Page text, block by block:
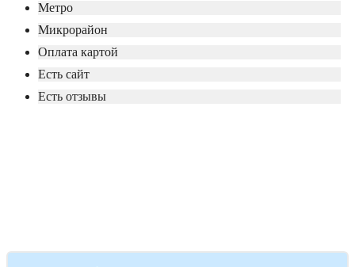
Метро
Микрорайон
Оплата картой
Есть сайт
Есть отзывы